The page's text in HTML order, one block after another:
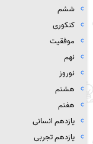
ششم
کنکوری
موفقیت
نهم
نوروز
هشتم
هفتم
یازدهم انسانی
یازدهم تجربی